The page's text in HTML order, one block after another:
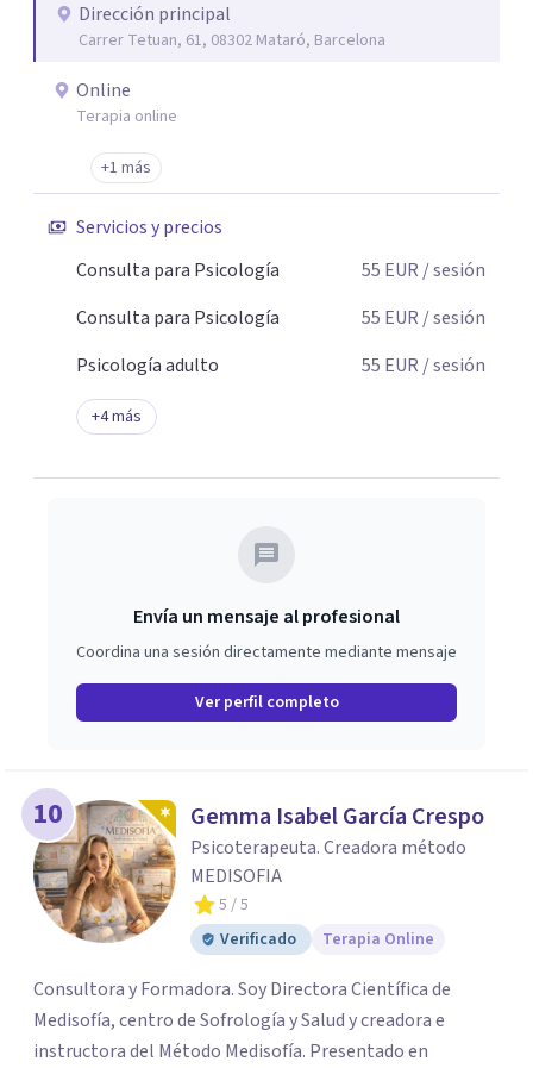
Dirección principal
Carrer Tetuan, 61, 08302 Mataró, Barcelona
Online
Terapia online
+1 más
Servicios y precios
Consulta para Psicología
55 EUR / sesión
Consulta para Psicología
55 EUR / sesión
Psicología adulto
55 EUR / sesión
+4más
Envía un mensaje al profesional
Coordina una sesión directamente mediante mensaje
Ver perfil completo
10 Gemma Isabel García Crespo
Psicoterapeuta. Creadora método
MEDISOFIA
5 / 5
Verificado
Terapia Online
Consultora y Formadora. Soy Directora Científica de
Medisofía, centro de Sofrología y Salud y creadora e
instructora del Método Medisofía. Presentado en